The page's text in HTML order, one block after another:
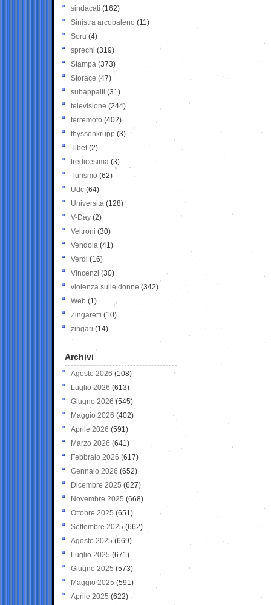
sindacati (162)
Sinistra arcobaleno (11)
Soru (4)
sprechi (319)
Stampa (373)
Storace (47)
subappalti (31)
televisione(244)
terremoto (402)
thyssenkrupp (3)
Tibet(2)
tredicesima (3)
Turismo (62)
Udc (64)
Università (128)
V-Day (2)
Veltroni (30)
Vendola (41)
Verdi (16)
Vincenzi (30)
violenza sulle donne (342)
Web (1)
Zingaretti (10)
zingari (14)
Archivi
Agosto 2026 (108)
Luglio 2026 (613)
Giugno 2026 (545)
Maggio 2026 (402)
Aprile 2026 (591)
Marzo 2026 (641)
Febbraio 2026 (617)
Gennaio 2026 (652)
Dicembre 2025 (627)
Novembre 2025 (668)
Ottobre 2025 (651)
Settembre 2025 (662)
Agosto 2025 (669)
Luglio 2025 (671)
Giugno 2025 (573)
Maggio 2025 (591)
Aprile 2025 (622)